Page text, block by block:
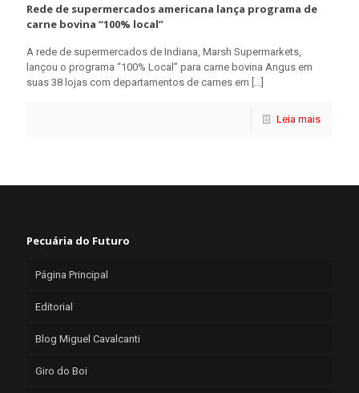
Rede de supermercados americana lança programa de
carne bovina “100% local”
A rede de supermercados de Indiana, Marsh Supermarkets,
lançou o programa “100% Local” para carne bovina Angus em
suas 38 lojas com departamentos de carnes em
Leia mais
Pecuária do Futuro
Página Principal
Editorial
Blog Miguel Cavalcanti
Giro do Boi